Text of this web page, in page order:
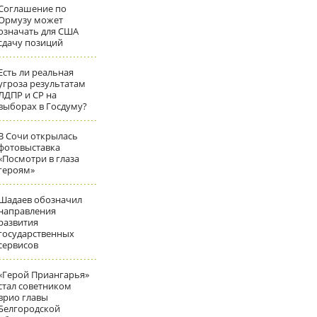
по
может
для США
позиций
ли реальная
результатам
и СР на
в Госдуму?
Сочи открылась
в глаза
обозначил
Приангарья»
советником
главы